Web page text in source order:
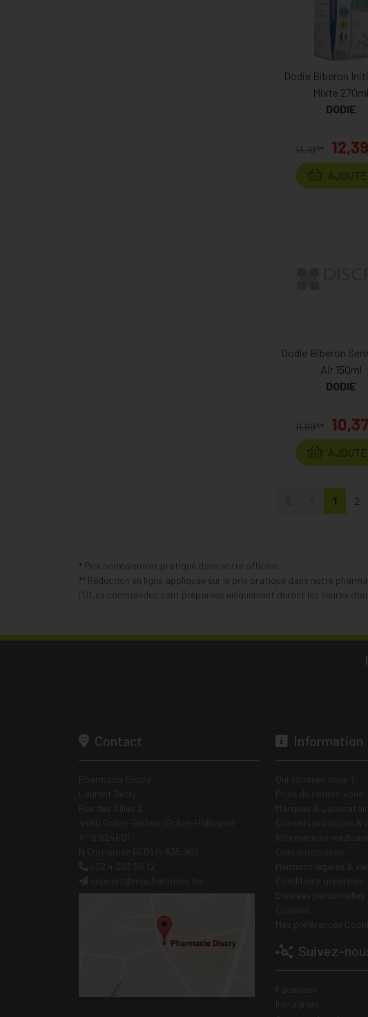
Dodie Biberon
Mixte 270ml
DODIE
13,10€*
Dodie Biberon
Air 150ml
DODIE
11,00€*
1 2
* Prix normalement pratiqué dans notre officine.
** Réduction en ligne appliquée sur le prix pratiqué dans notre
(1) Les commandes sont préparées uniquement durant les heures
Contact Information
Suivez-